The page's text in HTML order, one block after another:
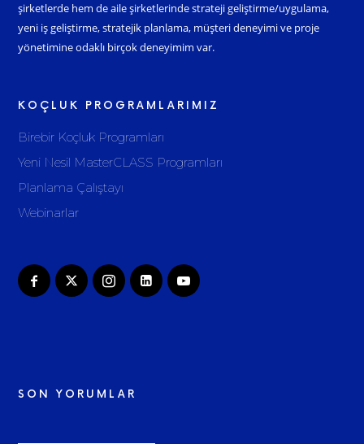
şirketlerde hem de aile şirketlerinde strateji geliştirme/uygulama,
yeni iş geliştirme, stratejik planlama, müşteri deneyimi ve proje
yönetimine odaklı birçok deneyimim var.
KOÇLUK PROGRAMLARIMIZ
Birebir Koçluk Programları
Yeni Nesil MasterCLASS Programları
Planlama Çalıştayı
Webinarlar
SON YORUMLAR